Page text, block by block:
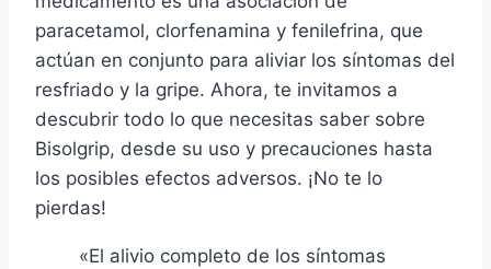
paracetamol, clorfenamina y fenilefrina, que
actúan en conjunto para aliviar los síntomas del
resfriado y la gripe. Ahora, te invitamos a
descubrir todo lo que necesitas saber sobre
Bisolgrip, desde su uso y precauciones hasta
los posibles efectos adversos. ¡No te lo
pierdas!
«El alivio completo de los síntomas